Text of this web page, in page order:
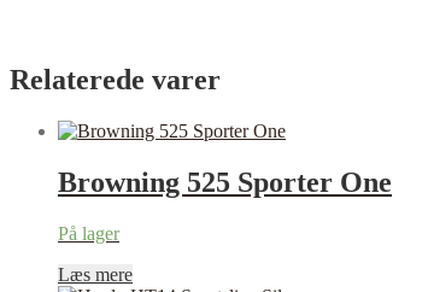
Relaterede varer
Browning 525 Sporter One
På lager
Læs mere